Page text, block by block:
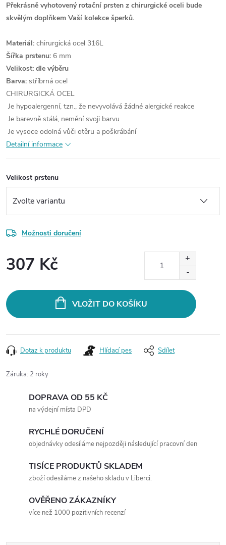
Překrásně vyhotovený rotační prsten z chirurgické oceli bude
skvělým doplňkem Vaší kolekce šperků.
Materiál: chirurgická ocel 316L
Šířka prstenu: 6 mm
Velikost: dle výběru
Barva: stříbrná ocel
CHIRURGICKÁ OCEL
Je hypoalergenní, tzn., že nevyvolává žádné alergické reakce
Je barevně stálá, nemění svoji barvu
Je vysoce odolná vůči otěru a poškrábání
Detailní informace
Velikost prstenu
Možnosti doručení
307 Kč
VLOŽIT DO KOŠÍKU
Dotaz k produktu Hlídací pes Sdílet
Záruka: 2 roky
DOPRAVA OD 55 KČ
na výdejní místa DPD
RYCHLÉ DORUČENÍ
objednávky odesíláme nejpozději následující pracovní den
TISÍCE PRODUKTŮ SKLADEM
zboží odesíláme z našeho skladu v Liberci.
OVĚŘENO ZÁKAZNÍKY
více než 1000 pozitivních recenzí